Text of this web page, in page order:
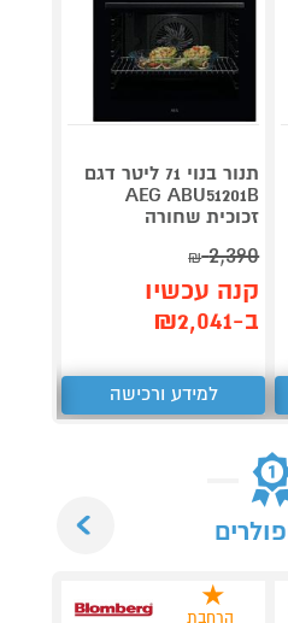
תנור בנוי 71 ליטר דגם
AEG ABU51201B
זכוכית שחורה
2,390
₪
קנה עכשיו
ב-₪2,041
למידע ורכישה
הרחבת